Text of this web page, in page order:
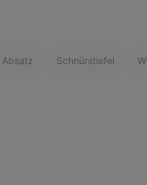
Schnürstiefel